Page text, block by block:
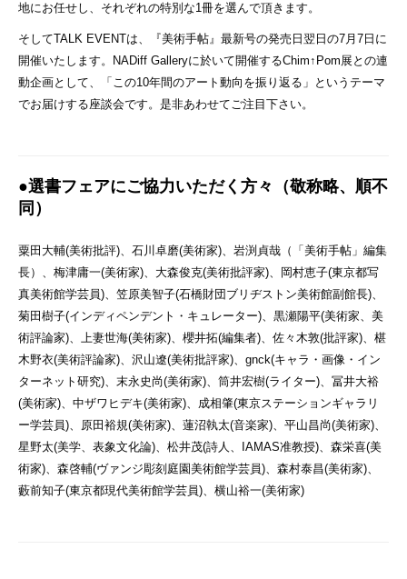
地にお任せし、それぞれの特別な1冊を選んで頂きます。
そしてTALK EVENTは、『美術手帖』最新号の発売日翌日の7月7日に
開催いたします。NADiff Galleryに於いて開催するChim↑Pom展との連
動企画として、「この10年間のアート動向を振り返る」というテーマ
でお届けする座談会です。是非あわせてご注目下さい。
●選書フェアにご協力いただく方々（敬称略、順不
同）
粟田大輔(美術批評)、石川卓磨(美術家)、岩渕貞哉（「美術手帖」編集
長）、梅津庸一(美術家)、大森俊克(美術批評家)、岡村恵子(東京都写
真美術館学芸員)、笠原美智子(石橋財団ブリヂストン美術館副館長)、
菊田樹子(インディペンデント・キュレーター)、黒瀬陽平(美術家、美
術評論家)、上妻世海(美術家)、櫻井拓(編集者)、佐々木敦(批評家)、椹
木野衣(美術評論家)、沢山遼(美術批評家)、gnck(キャラ・画像・イン
ターネット研究)、末永史尚(美術家)、筒井宏樹(ライター)、冨井大裕
(美術家)、中ザワヒデキ(美術家)、成相肇(東京ステーションギャラリ
ー学芸員)、原田裕規(美術家)、蓮沼執太(音楽家)、平山昌尚(美術家)、
星野太(美学、表象文化論)、松井茂(詩人、IAMAS准教授)、森栄喜(美
術家)、森啓輔(ヴァンジ彫刻庭園美術館学芸員)、森村泰昌(美術家)、
藪前知子(東京都現代美術館学芸員)、横山裕一(美術家)